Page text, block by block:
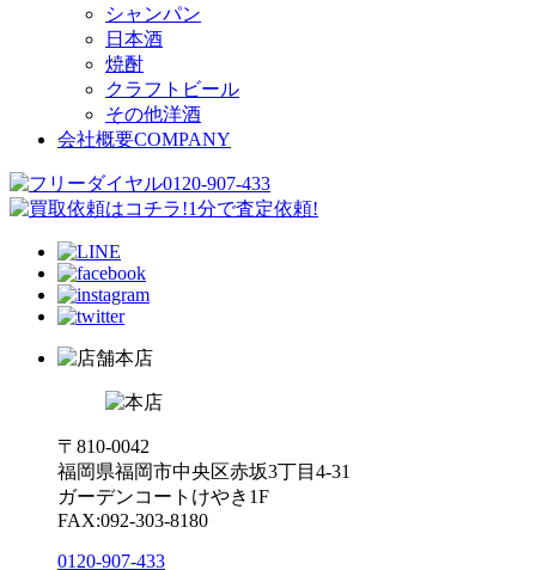
シャンパン
日本酒
焼酎
クラフトビール
その他洋酒
会社概要COMPANY
本店
〒810-0042
福岡県福岡市中央区赤坂3丁目4-31
ガーデンコートけやき1F
FAX:092-303-8180
0120-907-433